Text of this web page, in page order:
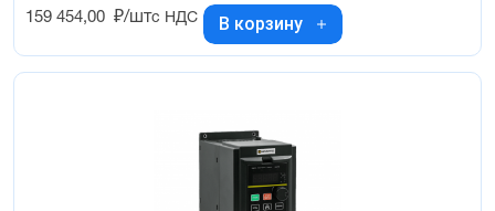
159 454,00 ₽/штс НДС В корзину